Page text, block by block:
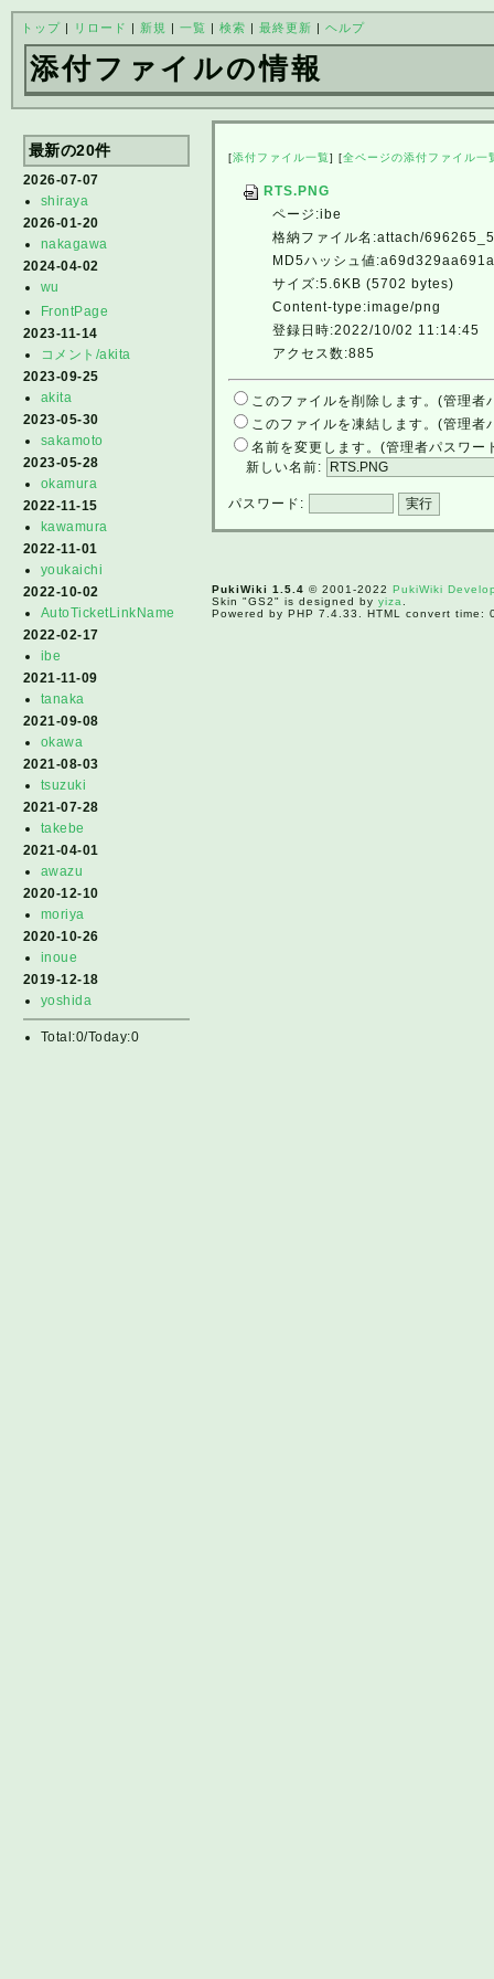
トップ| リロード | 新規 | 一覧 | 検索 | 最終更新 | ヘルプ
添付ファイルの情報
最新の20件
2026-07-07
shiraya
2026-01-20
nakagawa
2024-04-02
wu
FrontPage
2023-11-14
コメント/akita
2023-09-25
akita
2023-05-30
sakamoto
2023-05-28
okamura
2022-11-15
kawamura
2022-11-01
youkaichi
2022-10-02
AutoTicketLinkName
2022-02-17
ibe
2021-11-09
tanaka
2021-09-08
okawa
2021-08-03
tsuzuki
2021-07-28
takebe
2021-04-01
awazu
2020-12-10
moriya
2020-10-26
inoue
2019-12-18
yoshida
Total:0/Today:0
[添付ファイル一覧] [全ページの添付ファイル一
RTS.PNG
ページ:ibe
格納ファイル名:attach/
MD5ハッシュ値
サイズ:5.6KB (5702 bytes)
Content-type:image/png
登録日時:2022/10/02 11:14:45
アクセス数:885
このファイルを削除します。(管理者
このファイルを凍結します。(管理者
名前を変更します。(管理者パスワー
新しい名前:
パスワード:
PukiWiki 1.5.4 © 2001-2022PukiWiki
Skin "GS2" is designed byyiza
Powered by PHP 7.4.33. HTML convert time: